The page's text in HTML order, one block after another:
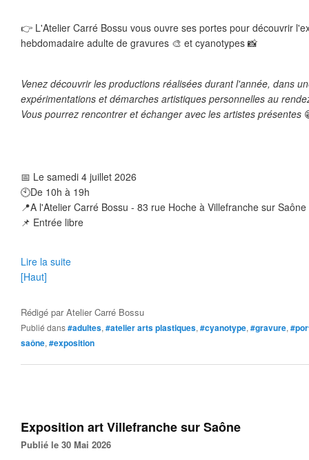
👉 L'Atelier Carré Bossu vous ouvre ses portes pour découvrir
hebdomadaire adulte de gravures 🎨 et cyanotypes 📸
Venez découvrir les productions réalisées durant l'année, dans
expérimentations et démarches artistiques personnelles au
Vous pourrez rencontrer et échanger avec les artistes présentes
📅 Le samedi 4 juillet 2026
🕙De 10h à 19h
📍A l'Atelier Carré Bossu - 83 rue Hoche à Villefranche sur Saône
📌 Entrée libre
Lire la suite
[Haut]
Rédigé parAtelier Carré Bossu
Publié dans#adultes, #atelier arts plastiques, #cyanotype, #gravure,
saône, #exposition
Exposition art Villefranche sur Saône
Publié le 30 Mai 2026